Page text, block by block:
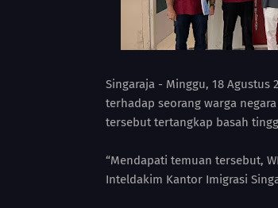
Singaraja - Minggu, 18
terhadap seorang warga
tersebut tertangkap basah
“Mendapati temuan tersebut,
Inteldakim Kantor Imigrasi